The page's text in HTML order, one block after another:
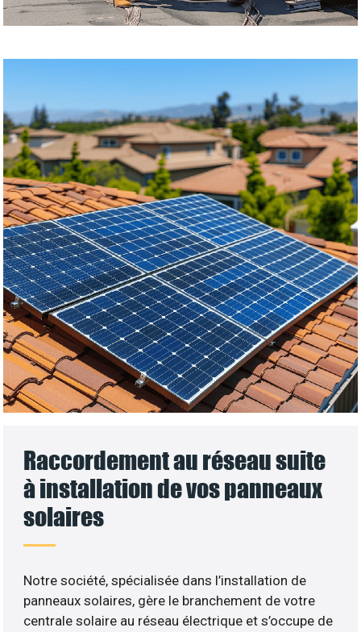
Raccordement au réseau suite
à installation de vos panneaux
solaires
Notre société, spécialisée dans l’installation de
panneaux solaires, gère le branchement de votre
centrale solaire au réseau électrique et s’occupe de